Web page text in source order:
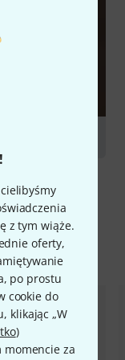
z tym wiąże.
oferty,
po prostu
cookie do
klikając „W
)
momencie za